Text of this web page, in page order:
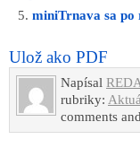
miniTrnava sa po
Ulož ako PDF
Napísal
rubriky:
comments